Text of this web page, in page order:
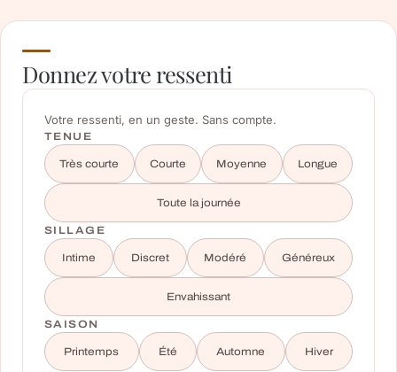
Donnez votre ressenti
Votre ressenti, en un geste. Sans compte.
TENUE
Très courte Courte Moyenne Longue
Toute la journée
SILLAGE
Intime Discret Modéré Généreux
Envahissant
SAISON
Printemps Été Automne Hiver